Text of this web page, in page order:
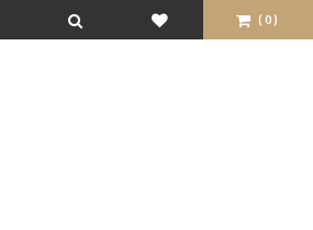
(0)